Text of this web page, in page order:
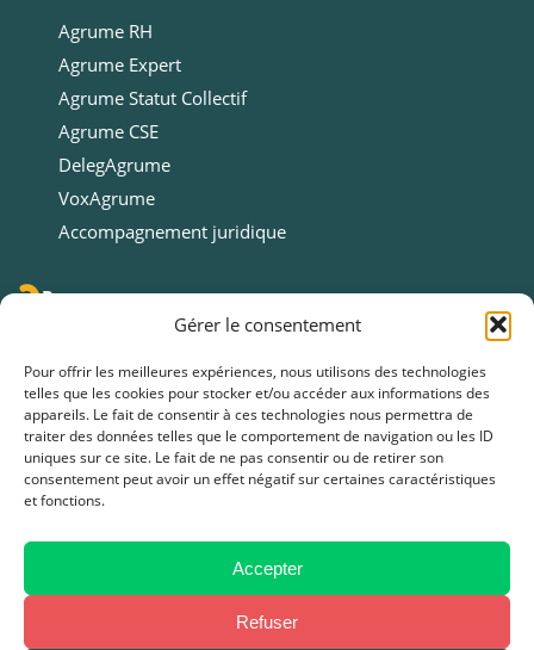
Gérer le consentement
Pour offrir les meilleures expériences, nous utilisons des technologies
telles que les cookies pour stocker et/ou accéder aux informations des
appareils. Le fait de consentir à ces technologies nous permettra de
traiter des données telles que le comportement de navigation ou les ID
uniques sur ce site. Le fait de ne pas consentir ou de retirer son
consentement peut avoir un effet négatif sur certaines caractéristiques
et fonctions.
Accepter
Refuser
Agrume RH
Agrume Expert
Agrume Statut Collectif
Agrume CSE
DelegAgrume
VoxAgrume
Accompagnement juridique
Ressources
Webinars
Cas clients
Fiches pratiques
Livres blancs & Guides